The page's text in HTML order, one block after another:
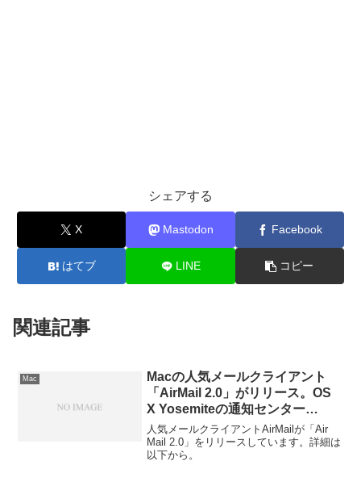
シェアする
X Mastodon Facebook
はてブ LINE コピー
関連記事
Mac
Macの人気メールクライアント
「AirMail 2.0」がリリース。OS
X Yosemiteの通知センター
Widgetsやプラグインなどをサポ
ート。
人気メールクライアントAirMailが「Air
Mail 2.0」をリリースしています。詳細は
以下から。